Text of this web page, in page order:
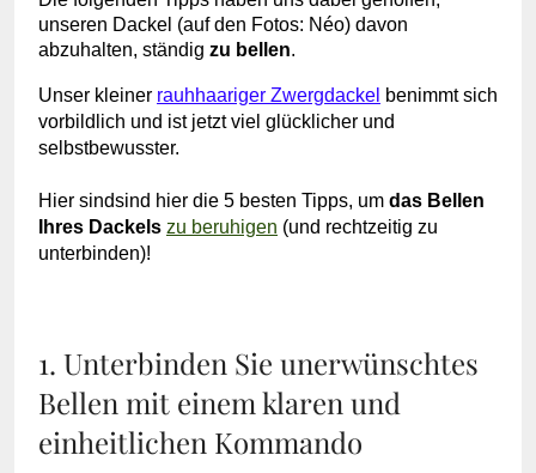
unseren Dackel (auf den Fotos: Néo) davon
abzuhalten, ständig zu bellen.
Unser kleiner rauhhaariger Zwergdackel benimmt sich
vorbildlich und ist jetzt viel glücklicher und
selbstbewusster.
Hier sindsind hier die 5 besten Tipps, um das Bellen
Ihres Dackels zu beruhigen (und rechtzeitig zu
unterbinden)!
1. Unterbinden Sie unerwünschtes
Bellen mit einem klaren und
einheitlichen Kommando